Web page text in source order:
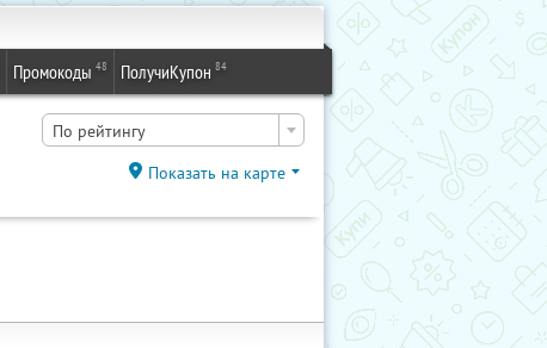
Промокоды 48 ПолучиКупон 84
По рейтингу
Показать на карте